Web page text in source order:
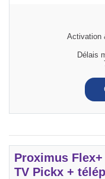
Activation
Délais
Proximus
TV Pickx +